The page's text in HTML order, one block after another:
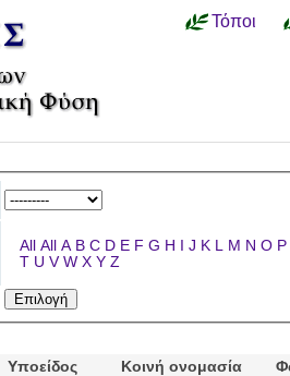
Τόποι
All All A B C D E F G H I J K L M N O P
T U V W X Y Z
Υποείδος Κοινή ονομασία